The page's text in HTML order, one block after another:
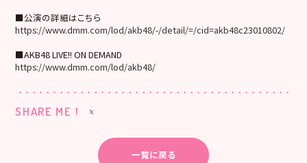
■公演の詳細はこちら
https://www.dmm.com/lod/akb48/-/detail/=/cid=akb48c23010802/
■AKB48 LIVE!! ON DEMAND
https://www.dmm.com/lod/akb48/
SHARE ME !
一覧に戻る